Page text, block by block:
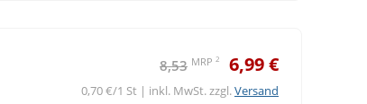
8,53 MRP 2 6,99 €
0,70 €/1 St | inkl. MwSt. zzgl.Versand